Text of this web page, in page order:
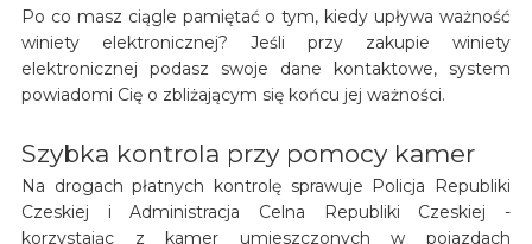
Po co masz ciągle pamiętać o tym, kiedy upływa ważność
winiety elektronicznej? Jeśli przy zakupie winiety
elektronicznej podasz swoje dane kontaktowe, system
powiadomi Cię o zbliżającym się końcu jej ważności.
Szybka kontrola przy pomocy kamer
Na drogach płatnych kontrolę sprawuje Policja Republiki
Czeskiej i Administracja Celna Republiki Czeskiej -
korzystając z kamer umieszczonych w pojazdach